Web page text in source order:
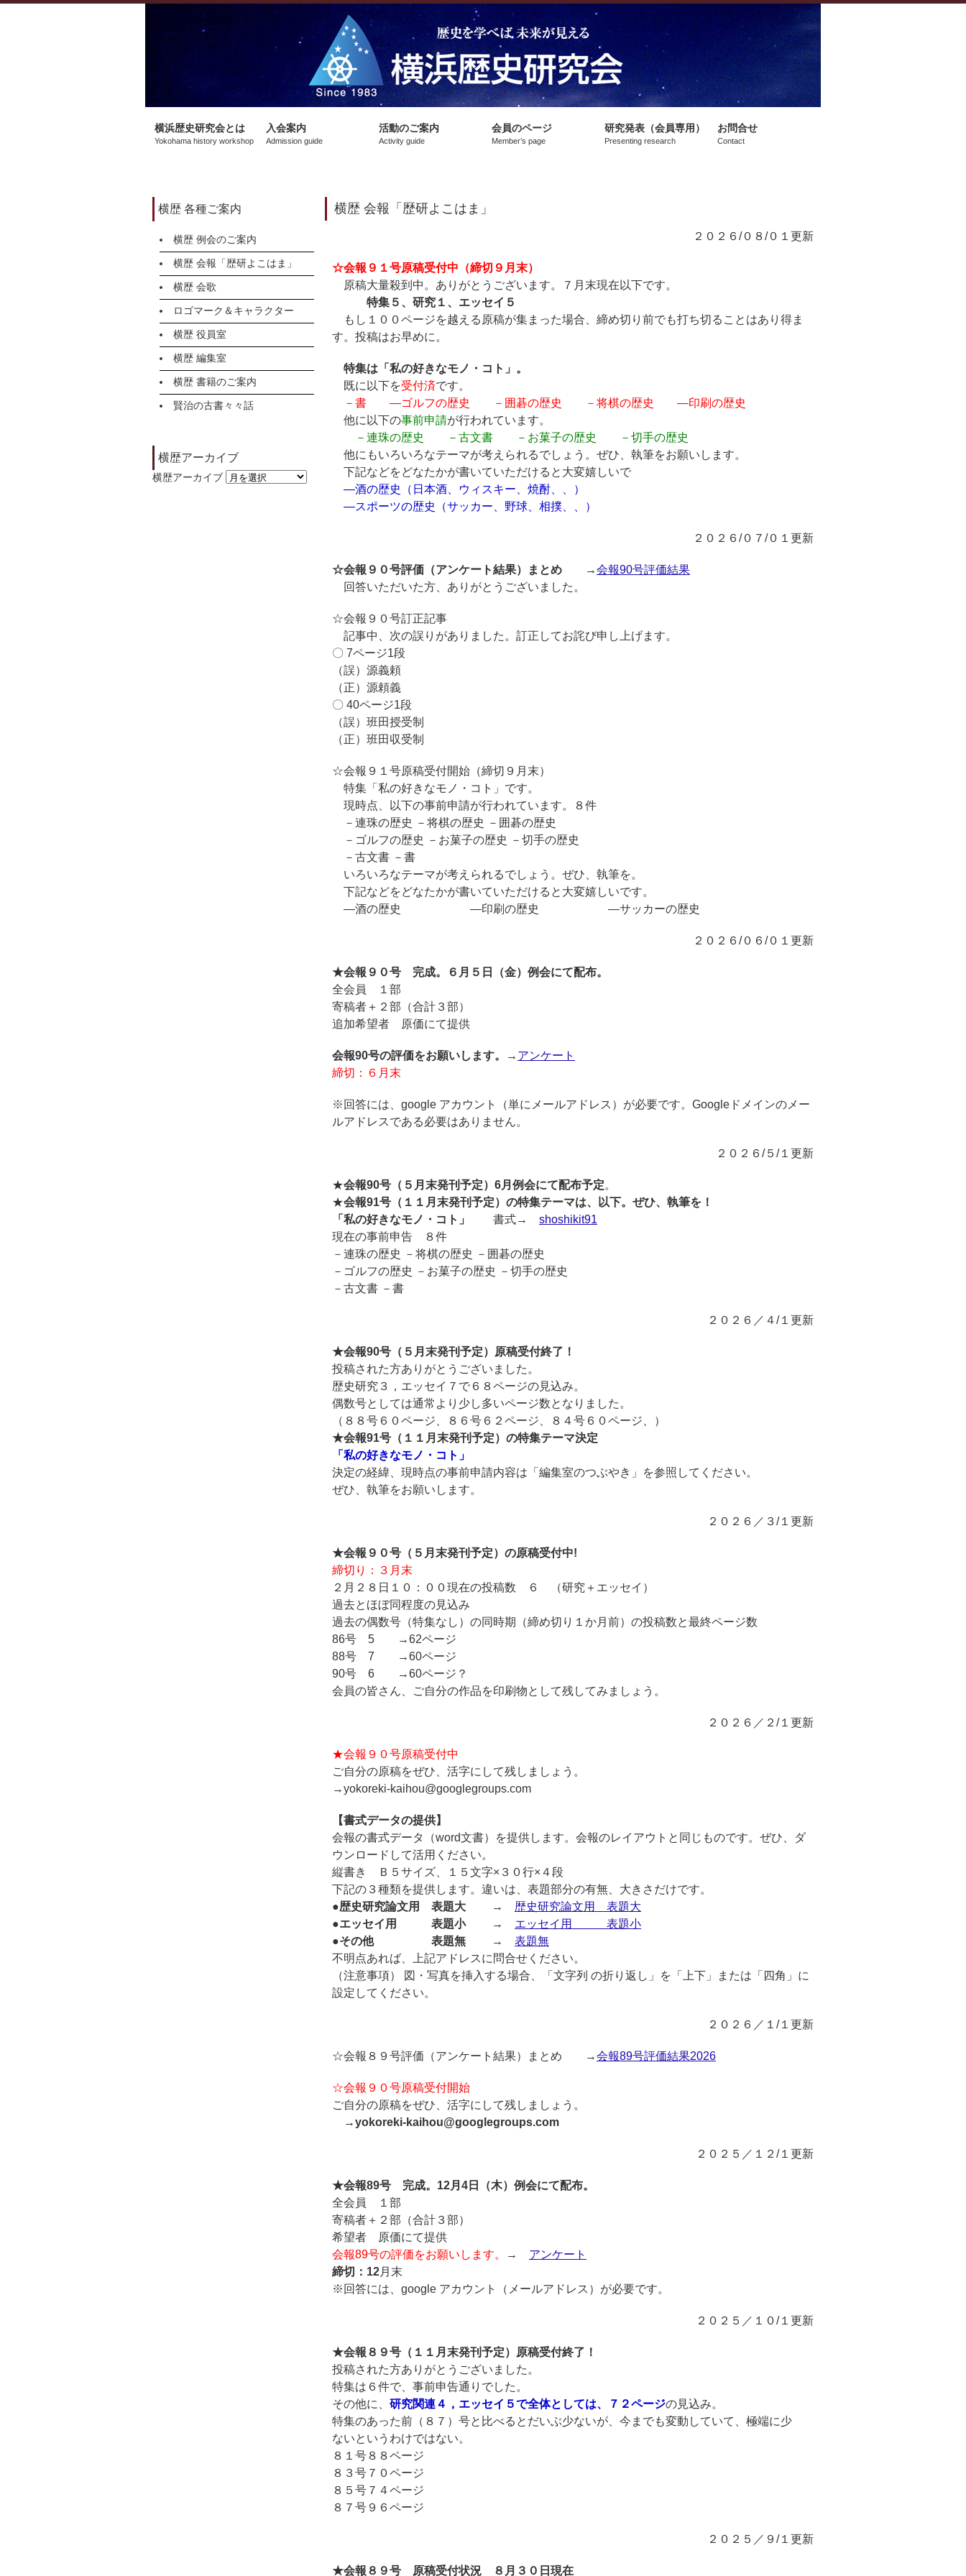
横浜歴史研究会とは
Yokohama history workshop
入会案内
Admission guide
活動のご案内
Activity guide
会員のページ
Member’s page
研究発表（会員専用）
Presenting research
お問合せ
Contact
横歴 会報「歴研よこはま」
２０２６/０８/０１更新
☆会報９１号原稿受付中（締切９月末）
原稿大量殺到中。ありがとうございます。７月末現在以下です。
特集５、研究１、エッセイ５
もし１００ページを越える原稿が集まった場合、締め切り前でも打ち切ることはあり得ま
す。投稿はお早めに。
特集は「私の好きなモノ・コト」。
既に以下を受付済です。
－書 ―ゴルフの歴史 －囲碁の歴史 －将棋の歴史 ―印刷の歴史
他に以下の事前申請が行われています。
－連珠の歴史 －古文書 －お菓子の歴史 －切手の歴史
他にもいろいろなテーマが考えられるでしょう。ぜひ、執筆をお願いします。
下記などをどなたかが書いていただけると大変嬉しいで
―酒の歴史（日本酒、ウィスキー、焼酎、、）
―スポーツの歴史（サッカー、野球、相撲、、）
２０２６/０７/０１更新
☆会報９０号評価（アンケート結果）まとめ →会報90号評価結果
回答いただいた方、ありがとうございました。
☆会報９０号訂正記事
記事中、次の誤りがありました。訂正してお詫び申し上げます。
〇 7ページ1段
（誤）源義頼
（正）源頼義
〇 40ページ1段
（誤）班田授受制
（正）班田収受制
☆会報９１号原稿受付開始（締切９月末）
特集「私の好きなモノ・コト」です。
現時点、以下の事前申請が行われています。８件
－連珠の歴史 －将棋の歴史 －囲碁の歴史
－ゴルフの歴史 －お菓子の歴史 －切手の歴史
－古文書 －書
いろいろなテーマが考えられるでしょう。ぜひ、執筆を。
下記などをどなたかが書いていただけると大変嬉しいです。
―酒の歴史 ―印刷の歴史 ―サッカーの歴史
２０２６/０６/０１更新
★会報９０号 完成。６月５日（金）例会にて配布。
全会員 １部
寄稿者＋２部（合計３部）
追加希望者 原価にて提供
会報90号の評価をお願いします。 → アンケート
締切：６月末
※回答には、google アカウント（単にメールアドレス）が必要です。Googleドメインのメー
ルアドレスである必要はありません。
２０２６/５/１更新
★会報90号（５月末発刊予定）6月例会にて配布予定。
★会報91号（１１月末発刊予定）の特集テーマは、以下。ぜひ、執筆を！
「私の好きなモノ・コト」
書式→ shoshikit91
現在の事前申告 ８件
－連珠の歴史 －将棋の歴史 －囲碁の歴史
－ゴルフの歴史 －お菓子の歴史 －切手の歴史
－古文書 －書
２０２６／４/１更新
★会報90号（５月末発刊予定）原稿受付終了！
投稿された方ありがとうございました。
歴史研究３，エッセイ７で６８ページの見込み。
偶数号としては通常より少し多いページ数となりました。
（８８号６０ページ、８６号６２ページ、８４号６０ページ、）
★会報91号（１１月末発刊予定）の特集テーマ決定
「私の好きなモノ・コト」
決定の経緯、現時点の事前申請内容は「編集室のつぶやき」を参照してください。
ぜひ、執筆をお願いします。
２０２６／３/１更新
★会報９０号（５月末発刊予定）の原稿受付中!
締切り：３月末
２月２８日１０：００現在の投稿数 ６ （研究＋エッセイ）
過去とほぼ同程度の見込み
過去の偶数号（特集なし）の同時期（締め切り１か月前）の投稿数と最終ページ数
86号 5 →62ページ
88号 7 →60ページ
90号 6 →60ページ？
会員の皆さん、ご自分の作品を印刷物として残してみましょう。
２０２６／２/１更新
★会報９０号原稿受付中
ご自分の原稿をぜひ、活字にして残しましょう。
→yokoreki-kaihou@googlegroups.com
【書式データの提供】
会報の書式データ（word文書）を提供します。会報のレイアウトと同じものです。ぜひ、ダ
ウンロードして活用ください。
縦書き Ｂ５サイズ、１５文字×３０行×４段
下記の３種類を提供します。違いは、表題部分の有無、大きさだけです。
●歴史研究論文用 表題大 → 歴史研究論文用 表題大
●エッセイ用 表題小→ エッセイ用 表題小
●その他 表題無 → 表題無
不明点あれば、上記アドレスに問合せください。
（注意事項） 図・写真を挿入する場合、「文字列 の折り返し」を「上下」または「四角」に
設定してください。
２０２６／１/１更新
☆会報８９号評価（アンケート結果）まとめ →会報89号評価結果2026
☆会報９０号原稿受付開始
ご自分の原稿をぜひ、活字にして残しましょう。
→yokoreki-kaihou@googlegroups.com
２０２５／１２/１更新
★会報89号 完成。12月4日（木）例会にて配布。
全会員 １部
寄稿者＋２部（合計３部）
希望者 原価にて提供
会報89号の評価をお願いします。
→ アンケート
締切：12月末
※回答には、google アカウント（メールアドレス）が必要です。
２０２５／１０/１更新
★会報８９号（１１月末発刊予定）原稿受付終了！
投稿された方ありがとうございました。
特集は６件で、事前申告通りでした。
その他に、 研究関連４，エッセイ５で全体としては、７２ページの見込み。
特集のあった前（８７）号と比べるとだいぶ少ないが、今までも変動していて、極端に少
ないというわけではない。
８１号８８ページ
８３号７０ページ
８５号７４ページ
８７号９６ページ
２０２５／９/１更新
★会報８９号 原稿受付状況 ８月３０日現在
横歴 各種ご案内
横歴 例会のご案内
横歴 会報「歴研よこはま」
横歴 会歌
ロゴマーク＆キャラクター
横歴 役員室
横歴 編集室
横歴 書籍のご案内
賢治の古書々々話
横歴アーカイブ
横歴アーカイブ